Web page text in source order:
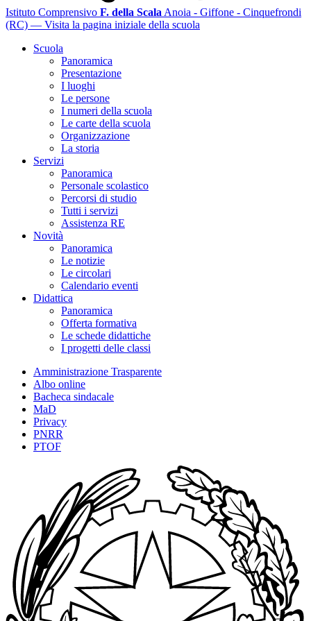
Istituto Comprensivo F. della Scala Anoia - Giffone - Cinquefrondi
(RC) — Visita la pagina iniziale della scuola
Scuola
Panoramica
Presentazione
I luoghi
Le persone
I numeri della scuola
Le carte della scuola
Organizzazione
La storia
Servizi
Panoramica
Personale scolastico
Percorsi di studio
Tutti i servizi
Assistenza RE
Novità
Panoramica
Le notizie
Le circolari
Calendario eventi
Didattica
Panoramica
Offerta formativa
Le schede didattiche
I progetti delle classi
Amministrazione Trasparente
Albo online
Bacheca sindacale
MaD
Privacy
PNRR
PTOF